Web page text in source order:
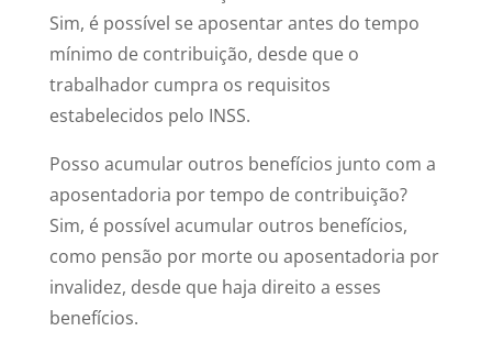
Sim, é possível se aposentar antes do tempo
mínimo de contribuição, desde que o
trabalhador cumpra os requisitos
estabelecidos pelo INSS.
Posso acumular outros benefícios junto com a
aposentadoria por tempo de contribuição?
Sim, é possível acumular outros benefícios,
como pensão por morte ou aposentadoria por
invalidez, desde que haja direito a esses
benefícios.